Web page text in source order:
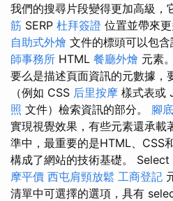
我們的搜尋片段變得更加高級，
筋 SERP 杜拜簽證 位置並帶來更
自助式外燴 文件的標頭可以包
師事務所 HTML 餐廳外燴 元素。
要么是描述頁面資訊的元數據，
（例如 CSS 后里按摩 樣式表或
照 文件）檢索資訊的部分。 腳
實現視覺效果，有些元素還承載
準中，最重要的是HTML、CSS
構成​​了網站的技術基礎。
摩平價 西屯肩頸放鬆 工商登記
清單中可選擇的選項，具有